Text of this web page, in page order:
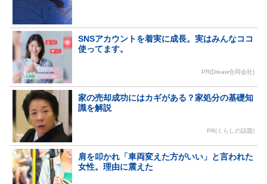
SNSアカウントを着実に成長。実はみんなココ
使ってます。
PR(Dreaw合同会社)
家の売却成功にはカギがある？家処分の基礎知
識を解説
PR(くらしの話題)
肩を叩かれ「車両変えた方がいい」と言われた
女性。理由に震えた